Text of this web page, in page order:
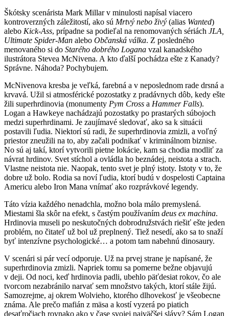
Škótsky scenárista Mark Millar v minulosti napísal viacero
kontroverzných záležitostí, ako sú Mrtvý nebo živý (alias Wanted)
alebo Kick-Ass, prípadne sa podieľal na renomovaných sériách JLA,
Ultimate Spider-Man alebo Občanská válka. Z posledného
menovaného si do Starého dobrého Logana vzal kanadského
ilustrátora Stevea McNivena. A kto ďalší pochádza ešte z Kanady?
Správne. Náhoda? Pochybujem.
McNivenova kresba je veľká, farebná a v neposlednom rade drsná a
krvavá. Užil si atmosférické pozostatky z pradávnych dôb, kedy ešte
žili superhrdinovia (monumenty Pym Cross a Hammer Falls).
Logan a Hawkeye nachádzajú pozostatky po prastarých súbojoch
medzi superhrdinami. Je zaujímavé sledovať, ako sa k situácii
postavili ľudia. Niektorí sú radi, že superhrdinovia zmizli, a voľný
priestor zneužili na to, aby začali podnikať v kriminálnom biznise.
No sú aj takí, ktorí vytvorili pietne lokácie, kam sa chodia modliť za
návrat hrdinov. Svet stíchol a ovládla ho beznádej, neistota a strach.
Vlastne neistota nie. Naopak, tento svet je plný istoty. Istoty v to, že
dobre už bolo. Rodia sa noví ľudia, ktorí budú v dospelosti Captaina
Americu alebo Iron Mana vnímať ako rozprávkové legendy.
Táto vízia každého nenadchla, možno bola málo premyslená.
Miestami šla skôr na efekt, s častým používaním deus ex machina.
Hrdinovia museli po neskutočných dobrodružstvách riešiť ešte jeden
problém, no čitateľ už bol už preplnený. Tiež nesedí, ako sa to snaží
byť intenzívne psychologické… a potom tam nabehnú dinosaury.
V scenári si pár vecí odporuje. Už na prvej strane je napísané, že
superhrdinovia zmizli. Napriek tomu sa pomerne bežne objavujú
v deji. Od noci, keď hrdinovia padli, ubehlo päťdesiat rokov, čo ale
tvorcom nezabránilo narvať sem množstvo takých, ktorí stále žijú.
Samozrejme, aj okrem Wolvieho, ktorého dlhovekosť je všeobecne
známa. Ale prečo mafián z mäsa a kostí vyzerá po piatich
desaťročiach rovnako ako v čase svojej najväčšej slávy? Sám Logan